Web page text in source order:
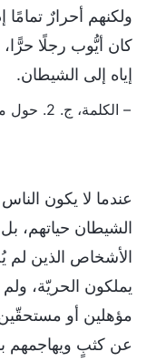
ولكنهم أحرارٌ
كان أيُّوب رجلًا
إياه إلى الشيطان.
–
عندما لا يكون
الشيطان حياتهم،
الأشخاص الذين لم
يملكون الحريّة،
مؤهلين أو مستحقّين
عن كثبٍ ويهاجمهم